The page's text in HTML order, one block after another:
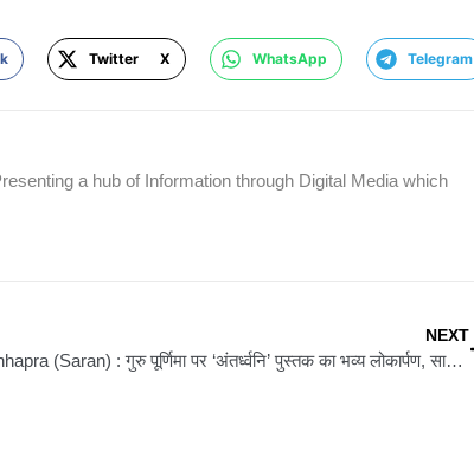
Twitter X WhatsApp Telegram
a hub of Information through Digital Media which
NEXT
Chhapra (Saran) : गुरु पूर्णिमा पर ‘अंतर्ध्वनि’ पुस्तक का भव्य लोकार्पण, साधकों में उमड़ा उत्साह